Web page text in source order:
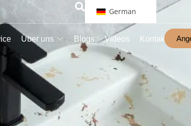
German
Über uns Blogs Videos Kontakt